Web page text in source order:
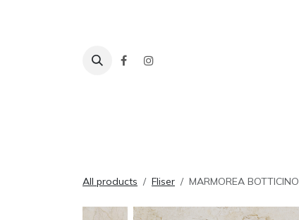
All products Fliser MARMOREA